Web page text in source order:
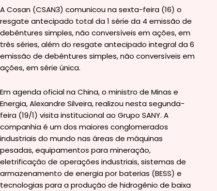
A Cosan (CSAN3) comunicou na sexta-feira (16) o
resgate antecipado total da 1 série da 4 emissão de
debêntures simples, não conversíveis em ações, em
três séries, além do resgate antecipado integral da 6
emissão de debêntures simples, não conversíveis em
ações, em série única.
Em agenda oficial na China, o ministro de Minas e
Energia, Alexandre Silveira, realizou nesta segunda-
feira (19/1) visita institucional ao Grupo SANY. A
companhia é um dos maiores conglomerados
industriais do mundo nas áreas de máquinas
pesadas, equipamentos para mineração,
eletrificação de operações industriais, sistemas de
armazenamento de energia por baterias (BESS) e
tecnologias para a produção de hidrogênio de baixa